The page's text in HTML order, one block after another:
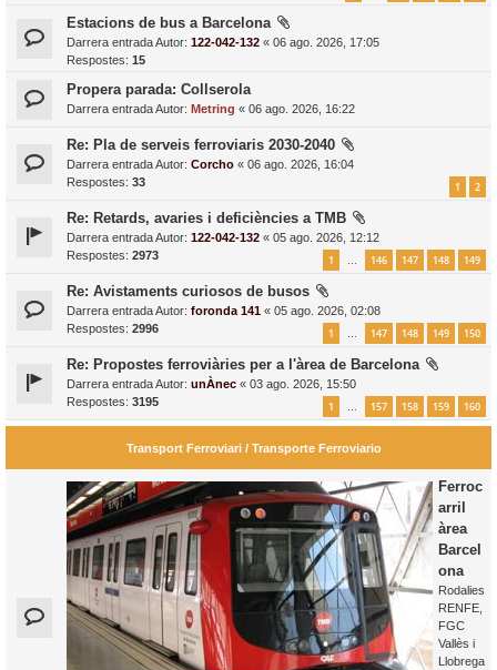
Estacions de bus a Barcelona
Darrera entrada Autor: 122-042-132 « 06 ago. 2026, 17:05
Respostes: 15
Propera parada: Collserola
Darrera entrada Autor: Metring « 06 ago. 2026, 16:22
Re: Pla de serveis ferroviaris 2030-2040
Darrera entrada Autor: Corcho « 06 ago. 2026, 16:04
Respostes: 33 1 2
Re: Retards, avaries i deficiències a TMB
Darrera entrada Autor: 122-042-132 « 05 ago. 2026, 12:12
Respostes: 2973 1 … 146 147 148 149
Re: Avistaments curiosos de busos
Darrera entrada Autor: foronda 141 « 05 ago. 2026, 02:08
Respostes: 2996 1 … 147 148 149 150
Re: Propostes ferroviàries per a l'àrea de Barcelona
Darrera entrada Autor: unÀnec « 03 ago. 2026, 15:50
Respostes: 3195 1 … 157 158 159 160
Transport Ferroviari / Transporte Ferroviario
Ferroc
arril
àrea
Barcel
ona
Rodalies
RENFE,
FGC
Vallès i
Llobrega